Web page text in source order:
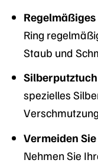
Ring
Staub und
spezielles
Vermeiden
Nehmen Sie